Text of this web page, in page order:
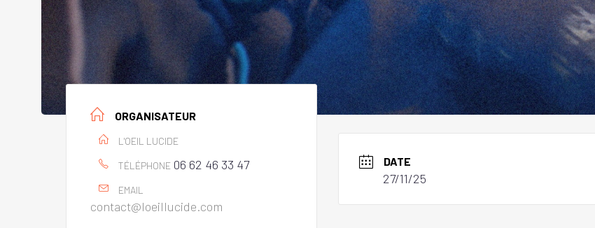
ORGANISATEUR
L'OEIL LUCIDE
TÉLÉPHONE 06 62 46 33 47
EMAIL
contact@loeillucide.com
DATE
27/11/25